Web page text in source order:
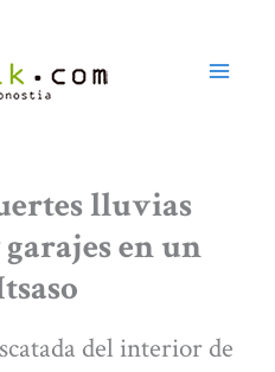
lluvias
en un
del interior de